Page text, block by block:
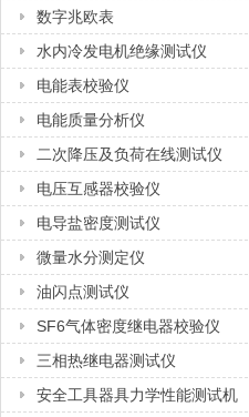
数字兆欧表
水内冷发电机绝缘测试仪
电能表校验仪
电能质量分析仪
二次降压及负荷在线测试仪
电压互感器校验仪
电导盐密度测试仪
微量水分测定仪
油闪点测试仪
SF6气体密度继电器校验仪
三相热继电器测试仪
安全工具器具力学性能测试机